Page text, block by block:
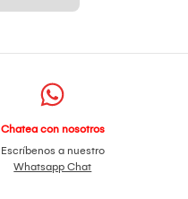
Chatea con nosotros
Escríbenos a nuestro
Whatsapp Chat